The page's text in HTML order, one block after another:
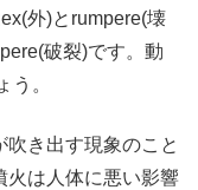
外)とrumpere(壊
破裂)です。動
う。
き出す現象のこと
火は人体に悪い影響